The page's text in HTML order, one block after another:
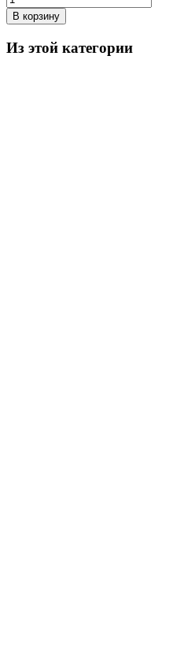
В корзину
Из этой категории